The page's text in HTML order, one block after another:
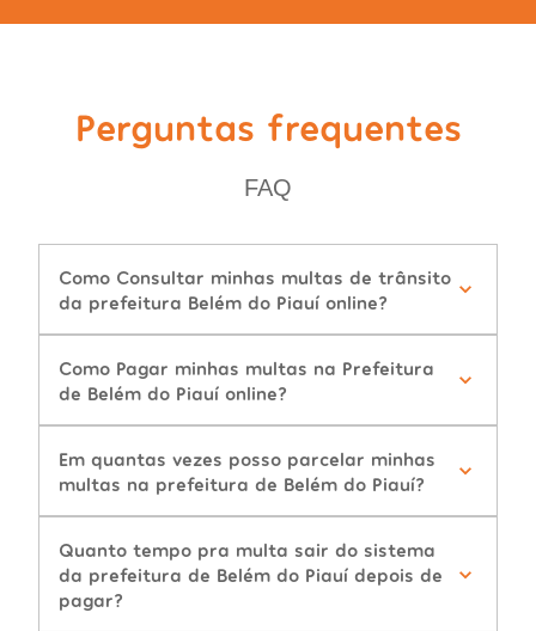
Perguntas frequentes
FAQ
Como Consultar minhas multas de trânsito
da prefeitura Belém do Piauí online?
Como Pagar minhas multas na Prefeitura
de Belém do Piauí online?
Em quantas vezes posso parcelar minhas
multas na prefeitura de Belém do Piauí?
Quanto tempo pra multa sair do sistema
da prefeitura de Belém do Piauí depois de
pagar?